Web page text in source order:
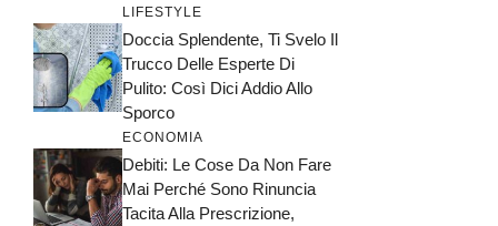
LIFESTYLE
Doccia Splendente, Ti Svelo Il
Trucco Delle Esperte Di
Pulito: Così Dici Addio Allo
Sporco
ECONOMIA
Debiti: Le Cose Da Non Fare
Mai Perché Sono Rinuncia
Tacita Alla Prescrizione,